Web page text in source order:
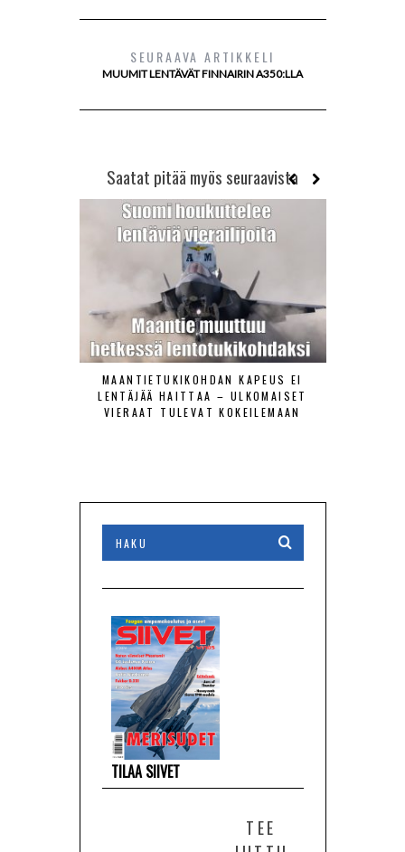
SEURAAVA ARTIKKELI
MUUMIT LENTÄVÄT FINNAIRIN A350:LLA
Saatat pitää myös seuraavista
MAANTIETUKIKOHDAN KAPEUS EI
LENTÄJÄÄ HAITTAA – ULKOMAISET
VIERAAT TULEVAT KOKEILEMAAN
TILAA SIIVET
TEE